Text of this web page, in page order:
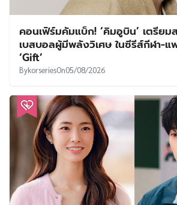
คอนเฟิร์มคัมแบ็ก! ‘คิมอูบิน’ เตรียม
เบสบอลผู้มีพลังวิเศษ ในซีรีส์กีฬา-แ
‘Gift’
BykorseriesOn05/08/2026